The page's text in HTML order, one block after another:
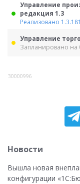
Управление
редакция 1.3
Реализовано
Управление
Запланировано на
30000996
Новости
Вышла новая
конфигурации